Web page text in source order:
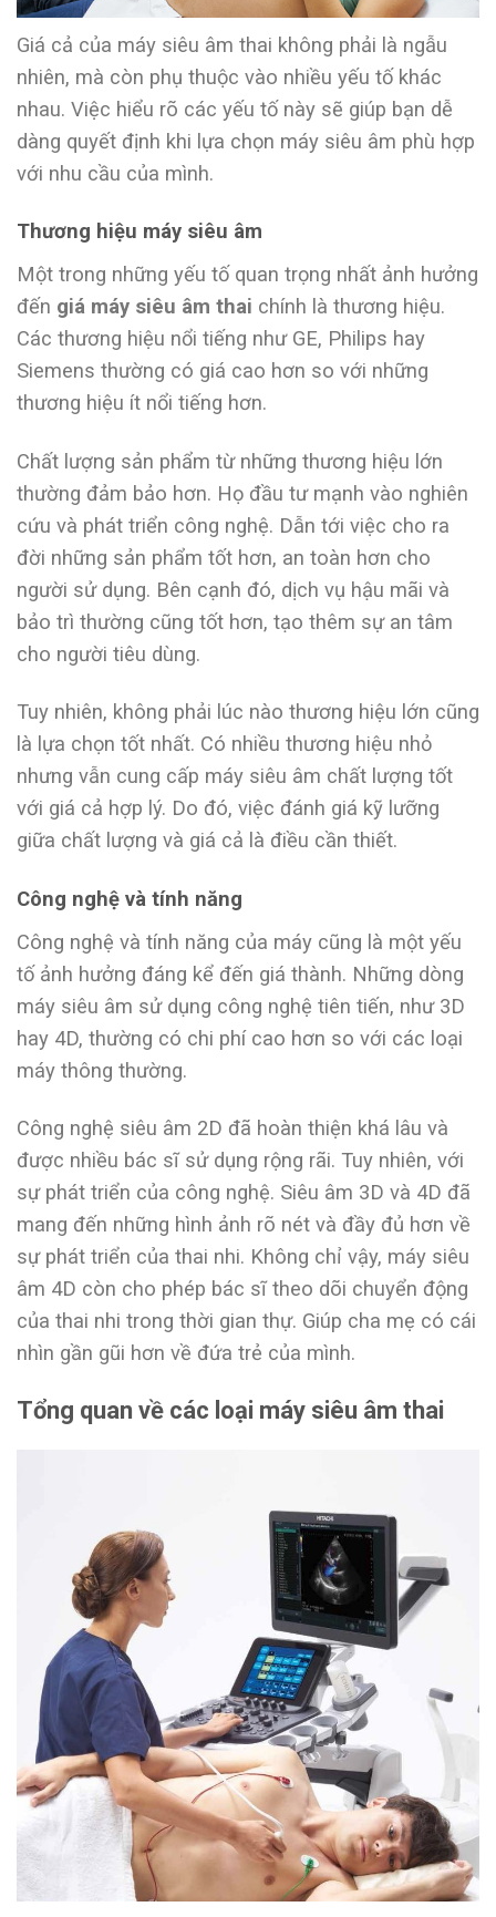
Giá cả của máy siêu âm thai không phải là ngẫu
nhiên, mà còn phụ thuộc vào nhiều yếu tố khác
nhau. Việc hiểu rõ các yếu tố này sẽ giúp bạn dễ
dàng quyết định khi lựa chọn máy siêu âm phù hợp
với nhu cầu của mình.
Thương hiệu máy siêu âm
Một trong những yếu tố quan trọng nhất ảnh hưởng
đến giá máy siêu âm thai chính là thương hiệu.
Các thương hiệu nổi tiếng như GE, Philips hay
Siemens thường có giá cao hơn so với những
thương hiệu ít nổi tiếng hơn.
Chất lượng sản phẩm từ những thương hiệu lớn
thường đảm bảo hơn. Họ đầu tư mạnh vào nghiên
cứu và phát triển công nghệ. Dẫn tới việc cho ra
đời những sản phẩm tốt hơn, an toàn hơn cho
người sử dụng. Bên cạnh đó, dịch vụ hậu mãi và
bảo trì thường cũng tốt hơn, tạo thêm sự an tâm
cho người tiêu dùng.
Tuy nhiên, không phải lúc nào thương hiệu lớn cũng
là lựa chọn tốt nhất. Có nhiều thương hiệu nhỏ
nhưng vẫn cung cấp máy siêu âm chất lượng tốt
với giá cả hợp lý. Do đó, việc đánh giá kỹ lưỡng
giữa chất lượng và giá cả là điều cần thiết.
Công nghệ và tính năng
Công nghệ và tính năng của máy cũng là một yếu
tố ảnh hưởng đáng kể đến giá thành. Những dòng
máy siêu âm sử dụng công nghệ tiên tiến, như 3D
hay 4D, thường có chi phí cao hơn so với các loại
máy thông thường.
Công nghệ siêu âm 2D đã hoàn thiện khá lâu và
được nhiều bác sĩ sử dụng rộng rãi. Tuy nhiên, với
sự phát triển của công nghệ. Siêu âm 3D và 4D đã
mang đến những hình ảnh rõ nét và đầy đủ hơn về
sự phát triển của thai nhi. Không chỉ vậy, máy siêu
âm 4D còn cho phép bác sĩ theo dõi chuyển động
của thai nhi trong thời gian thự. Giúp cha mẹ có cái
nhìn gần gũi hơn về đứa trẻ của mình.
Tổng quan về các loại máy siêu âm thai